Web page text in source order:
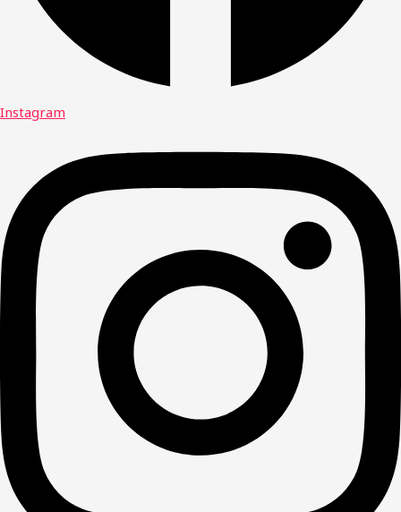
Instagram